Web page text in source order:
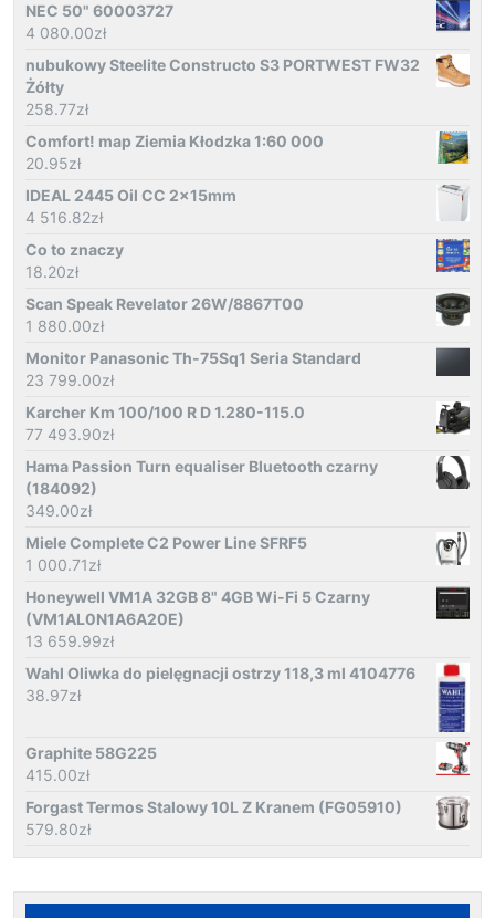
NEC 50" 60003727
4 080.00zł
nubukowy Steelite Constructo S3 PORTWEST FW32
Żółty
258.77zł
Comfort! map Ziemia Kłodzka 1:60 000
20.95zł
IDEAL 2445 Oil CC 2x15mm
4 516.82zł
Co to znaczy
18.20zł
Scan Speak Revelator 26W/8867T00
1 880.00zł
Monitor Panasonic Th-75Sq1 Seria Standard
23 799.00zł
Karcher Km 100/100 R D 1.280-115.0
77 493.90zł
Hama Passion Turn equaliser Bluetooth czarny
(184092)
349.00zł
Miele Complete C2 Power Line SFRF5
1 000.71zł
Honeywell VM1A 32GB 8" 4GB Wi-Fi 5 Czarny
(VM1AL0N1A6A20E)
13 659.99zł
Wahl Oliwka do pielęgnacji ostrzy 118,3 ml 4104776
38.97zł
Graphite 58G225
415.00zł
Forgast Termos Stalowy 10L Z Kranem (FG05910)
579.80zł